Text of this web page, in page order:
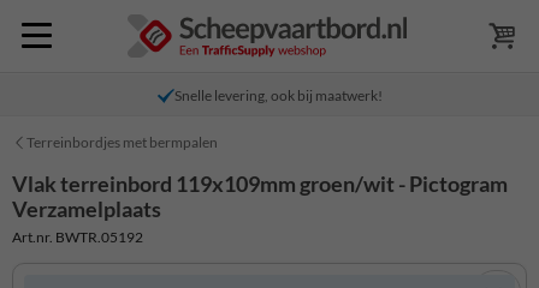
Snelle levering, ook bij maatwerk!
Terreinbordjes met bermpalen
Vlak terreinbord 119x109mm groen/wit - Pictogram
Verzamelplaats
Art.nr. BWTR.05192